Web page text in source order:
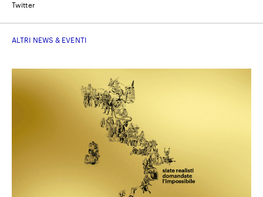
Twitter
ALTRI NEWS & EVENTI